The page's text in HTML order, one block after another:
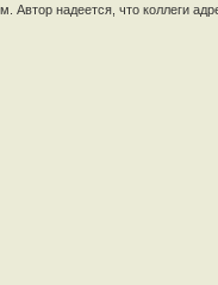
надеется, что коллеги